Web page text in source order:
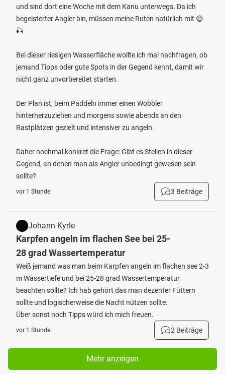
und sind dort eine Woche mit dem Kanu unterwegs. Da ich
begeisterter Angler bin, müssen meine Ruten natürlich mit 😄
🎣
Bei dieser riesigen Wasserfläche wollte ich mal nachfragen, ob
jemand Tipps oder gute Spots in der Gegend kennt, damit wir
nicht ganz unvorbereitet starten.
Der Plan ist, beim Paddeln immer einen Wobbler
hinterherzuziehen und morgens sowie abends an den
Rastplätzen gezielt und intensiver zu angeln.
Daher nochmal konkret die Frage: Gibt es Stellen in dieser
Gegend, an denen man als Angler unbedingt gewesen sein
sollte?
vor 1 Stunde 3 Beiträge
Johann Kyrle
Karpfen angeln im flachen See bei 25-
28 grad Wassertemperatur
Weiß jemand was man beim Karpfen angeln im flachen see 2-3
m Wassertiefe und bei 25-28 grad Wassertemperatur
beachten sollte? Ich hab gehört das man dezenter Füttern
sollte und logischerweise die Nacht nützen sollte.
Über sonst noch Tipps würd ich mich freuen.
vor 1 Stunde 2 Beiträge
Mehr anzeigen